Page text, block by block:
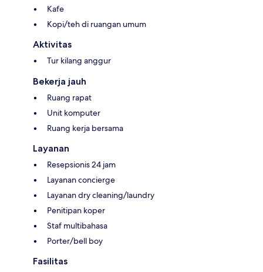
Kafe
Kopi/teh di ruangan umum
Aktivitas
Tur kilang anggur
Bekerja jauh
Ruang rapat
Unit komputer
Ruang kerja bersama
Layanan
Resepsionis 24 jam
Layanan concierge
Layanan dry cleaning/laundry
Penitipan koper
Staf multibahasa
Porter/bell boy
Fasilitas